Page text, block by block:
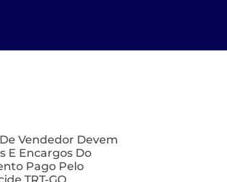
Vendedor Devem
E Encargos Do
Pago Pelo